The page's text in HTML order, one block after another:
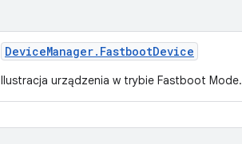
DeviceManager. FastbootDevice
Ilustracja urządzenia w trybie Fastboot Mode.